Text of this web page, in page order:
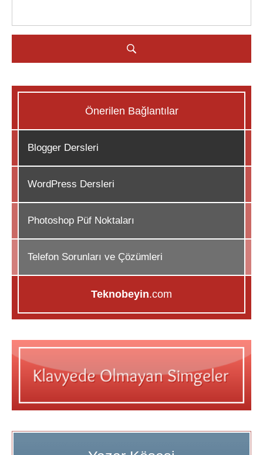
Önerilen Bağlantılar
Blogger Dersleri
WordPress Dersleri
Photoshop Püf Noktaları
Telefon Sorunları ve Çözümleri
Teknobeyin.com